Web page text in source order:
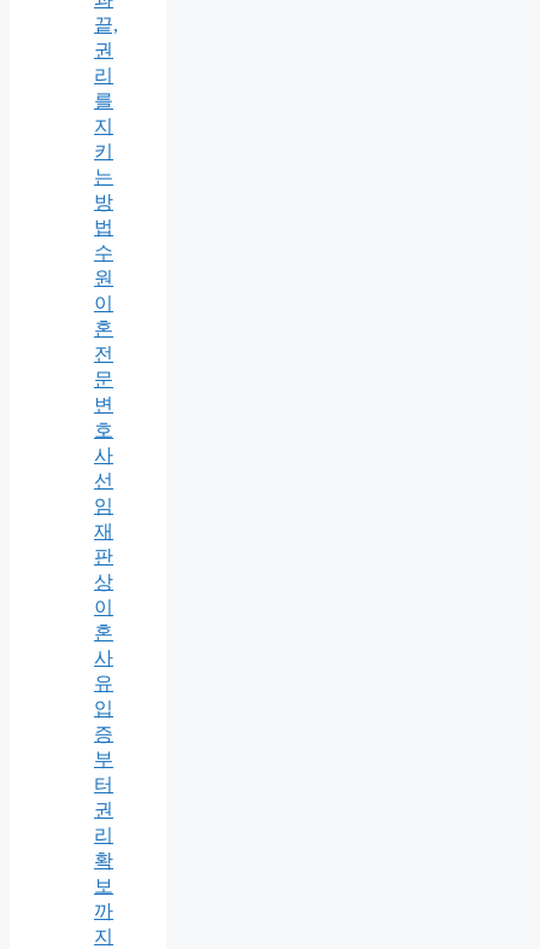
끝,
권
리
를
지
키
는
방
법
수
원
이
혼
전
문
변
호
사
선
임
재
판
상
이
혼
사
유
입
증
부
터
권
리
확
보
까
지